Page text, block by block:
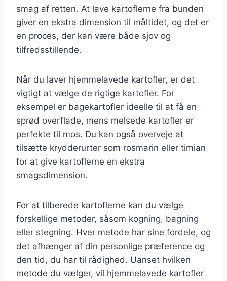
smag af retten. At lave kartoflerne fra bunden
giver en ekstra dimension til måltidet, og det er
en proces, der kan være både sjov og
tilfredsstillende.
Når du laver hjemmelavede kartofler, er det
vigtigt at vælge de rigtige kartofler. For
eksempel er bagekartofler ideelle til at få en
sprød overflade, mens melsede kartofler er
perfekte til mos. Du kan også overveje at
tilsætte krydderurter som rosmarin eller timian
for at give kartoflerne en ekstra
smagsdimension.
For at tilberede kartoflerne kan du vælge
forskellige metoder, såsom kogning, bagning
eller stegning. Hver metode har sine fordele, og
det afhænger af din personlige præference og
den tid, du har til rådighed. Uanset hvilken
metode du vælger, vil hjemmelavede kartofler